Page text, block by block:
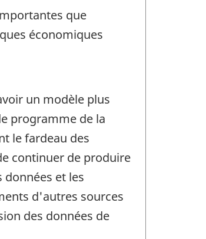
que
économiques
un modèle plus
programme de la
le fardeau des
continuer de produire
et les
d'autres sources
des données de